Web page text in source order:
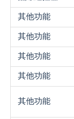
其他功能
其他功能
其他功能
其他功能
其他功能